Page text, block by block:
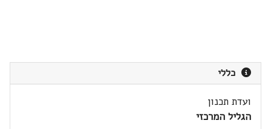
כללי
ועדת תכנון
הגליל המרכזי